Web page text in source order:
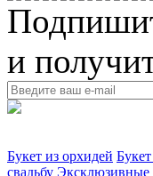
и
Букет из орхидей
свадьбу Эксклюзивные